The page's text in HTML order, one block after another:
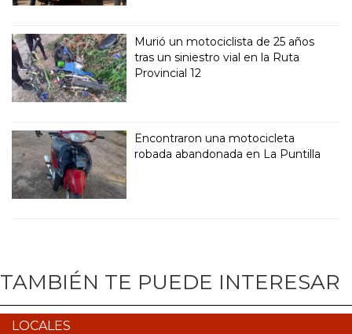
Murió un motociclista de 25 años
tras un siniestro vial en la Ruta
Provincial 12
Encontraron una motocicleta
robada abandonada en La Puntilla
TAMBIÉN TE PUEDE INTERESAR
LOCALES